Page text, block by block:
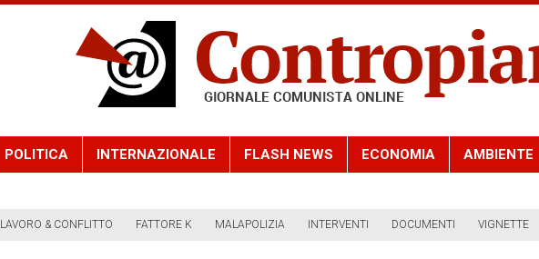
POLITICA INTERNAZIONALE FLASH NEWS ECONOMIA AMBIENTE
LAVORO & CONFLITTO FATTORE K MALAPOLIZIA INTERVENTI DOCUMENTI VIGNETTE